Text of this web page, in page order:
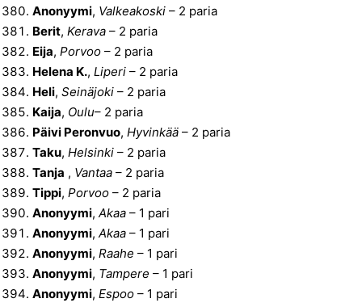
Anonyymi, Valkeakoski – 2 paria
Berit, Kerava – 2 paria
Eija, Porvoo – 2 paria
Helena K., Liperi – 2 paria
Heli, Seinäjoki – 2 paria
Kaija, Oulu– 2 paria
Päivi Peronvuo, Hyvinkää – 2 paria
Taku, Helsinki – 2 paria
Tanja , Vantaa – 2 paria
Tippi, Porvoo – 2 paria
Anonyymi, Akaa – 1 pari
Anonyymi, Akaa – 1 pari
Anonyymi, Raahe – 1 pari
Anonyymi, Tampere – 1 pari
Anonyymi, Espoo – 1 pari